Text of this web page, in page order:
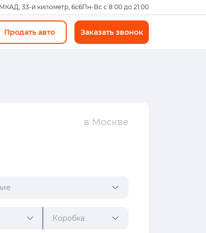
33-й километр, 6с6Пн-Вс с 8:00 до 21:00
Продать авто Заказать звонок
в Москве
Коробка